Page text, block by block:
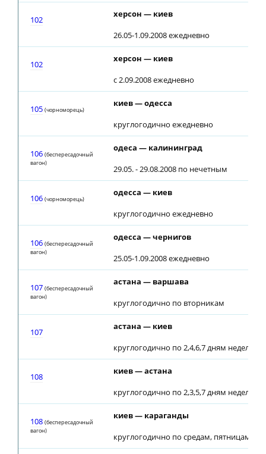
102
херсон — киев
26.05-1.09.2008 ежедневно
102
херсон — киев
с 2.09.2008 ежедневно
105 (чоpнoмopeць)
киев — одесса
круглогодично ежедневно
106 (беспересадочный
вагон)
одеса — калининград
29.05. - 29.08.2008 по нечетным
106 (чоpнoмopeць)
одесса — киев
круглогодично ежедневно
106 (беспересадочный
вагон)
одесса — чернигов
25.05-1.09.2008 ежедневно
107 (беспересадочный
вагон)
астана — варшава
круглогодично по вторникам
107
астана — киев
круглогодично по 2,4,6,7 дням недели
108
киев — астана
круглогодично по 2,3,5,7 дням недели
108 (беспересадочный
вагон)
киев — караганды
круглогодично по средам, пятницам с